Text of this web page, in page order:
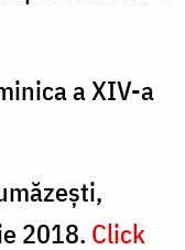
a XIV-a
2018. Click